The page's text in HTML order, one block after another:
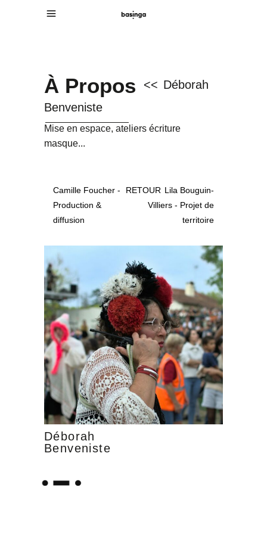
À Propos << Déborah
Benveniste
Mise en espace, ateliers écriture
masque...
Camille Foucher -
Production &
diffusion
RETOUR Lila Bouguin-
Villiers - Projet de
territoire
Déborah
Benveniste